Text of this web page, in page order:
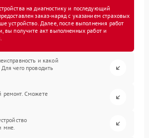
на диагностику и последующий
заказ-наряд с указанием страховых
устройство. Далее, после выполнения работ
вы получите акт выполненных работ и
и какой
чего проводить
ремонт. Сможете
мне.